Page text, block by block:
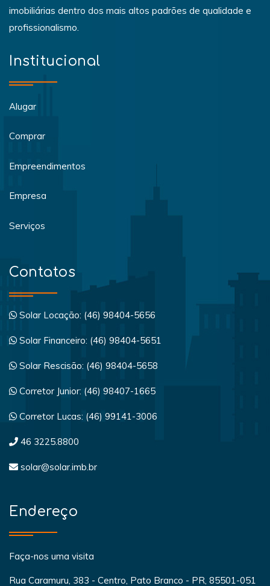
imobiliárias dentro dos mais altos padrões de qualidade e
profissionalismo.
Institucional
Alugar
Comprar
Empreendimentos
Empresa
Serviços
Contatos
Solar Locação: (46) 98404-5656
Solar Financeiro: (46) 98404-5651
Solar Rescisão: (46) 98404-5658
Corretor Junior: (46) 98407-1665
Corretor Lucas: (46) 99141-3006
46 3225.8800
solar@solar.imb.br
Endereço
Faça-nos uma visita
Rua Caramuru, 383 - Centro, Pato Branco - PR, 85501-051